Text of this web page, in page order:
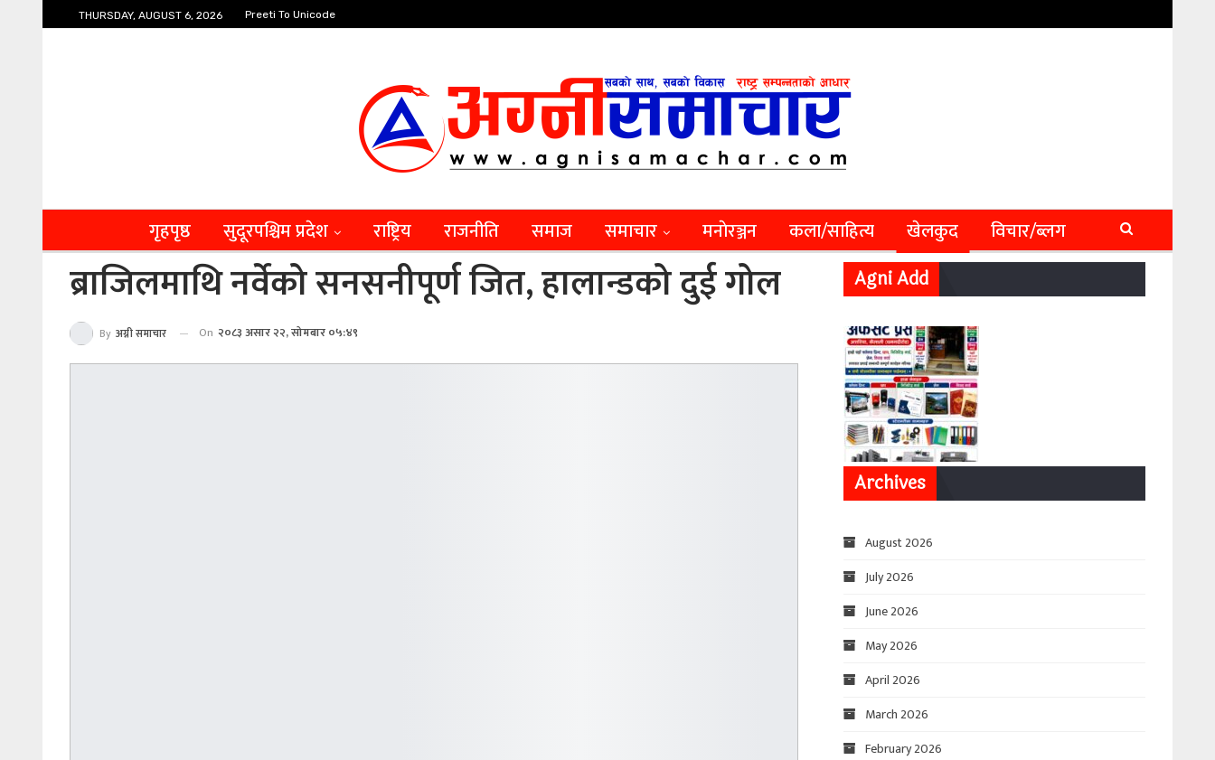
THURSDAY, AUGUST 6, 2026 Preeti To Unicode
गृहपृष्ठ सुदूरपश्चिम प्रदेश राष्ट्रिय राजनीति समाज समाचार मनाेरञ्जन कला/साहित्य खेलकुद विचार/ब्लग
ब्राजिलमाथि नर्वेको सनसनीपूर्ण जित, हालान्डको दुई गोल
By अग्नी समाचार On २०८३ असार २२, सोमबार ०५:४९
Agni Add
Archives
August 2026
July 2026
June 2026
May 2026
April 2026
March 2026
February 2026